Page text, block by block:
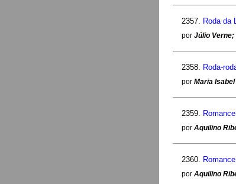
2357. Roda da
por Júlio
2358. Roda-
por Maria
2359.
por Aquilino
2360.
por Aquilino